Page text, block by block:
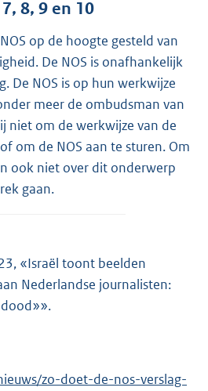
8, 9 en 10
op de hoogte gesteld van
De NOS is onafhankelijk
De NOS is op hun werkwijze
meer de ombudsman van
niet om de werkwijze van de
om de NOS aan te sturen. Om
ook niet over dit onderwerp
gaan.
«Israël toont beelden
Nederlandse journalisten:
zo-doet-de-nos-verslag-